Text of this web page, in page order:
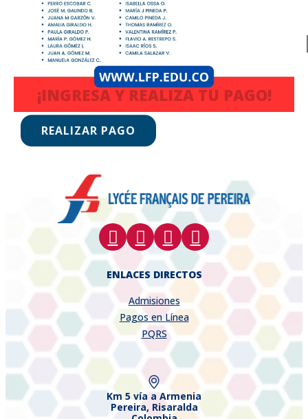
ENLACES DIRECTOS
Admisiones
Pagos en Línea
PQRS
Km 5 vía a Armenia
Pereira, Risaralda
¡INGRESA Y REALIZA TU PAGO!
REALIZAR PAGO